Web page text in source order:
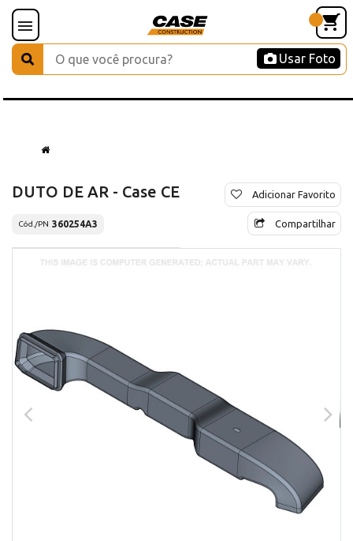
Usar Foto
DUTO DE AR - Case CE
Cód./PN 360254A3
Adicionar Favorito
Compartilhar